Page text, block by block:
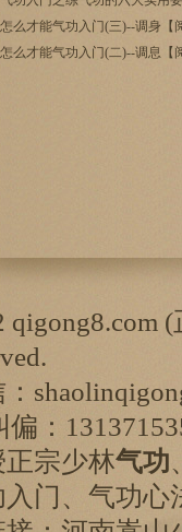
怎么才能气功入门(三)--调身【
怎么才能气功入门(二)--调息【
qigong8.com (
：
宗少林气功
门、气功心